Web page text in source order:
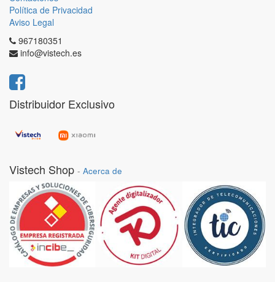
Política de Privacidad
Aviso Legal
967180351
info@vistech.es
Distribuidor Exclusivo
Vistech Shop - Acerca de